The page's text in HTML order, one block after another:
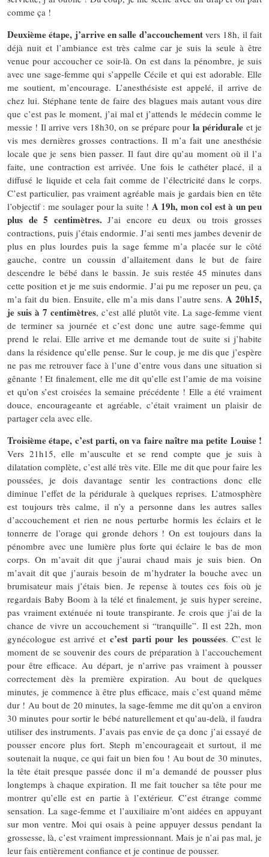
comme ça !
Deuxième étape, j’arrive en salle d’accouchementvers 18h, il fait
déjà nuit et l’ambiance est très calme car je suis la seule à être
venue pour accoucher ce soir-là. On est dans la pénombre, je suis
avec une sage-femme qui s’appelle Cécile et qui est adorable. Elle
me soutient, m’encourage. L’anesthésiste est appelé, il arrive de
chez lui. Stéphane tente de faire des blagues mais autant vous dire
que c’est pas le moment, j’ai mal et j’attends le médecin comme le
messie ! Il arrive vers 18h30, on se prépare pour la péridurale et je
vis mes dernières grosses contractions. Il m’a fait une anesthésie
locale que je sens bien passer. Il faut dire qu’au moment où il l’a
faite, une contraction est arrivée. Une fois le cathéter placé, il a
diffusé le liquide et cela fait comme de l’électricité dans le corps.
C’est particulier, pas vraiment agréable mais je gardais bien en tête
l’objectif : me soulager pour la suite ! A 19h, mon col est à un peu
plus de 5 centimètres. J’ai encore eu deux ou trois grosses
contractions, puis j’étais endormie. J’ai senti mes jambes devenir de
plus en plus lourdes puis la sage femme m’a placée sur le côté
gauche, contre un coussin d’allaitement dans le but de faire
descendre le bébé dans le bassin. Je suis restée 45 minutes dans
cette position et je me suis endormie. J’ai pu me reposer un peu, ça
m’a fait du bien. Ensuite, elle m’a mis dans l’autre sens. A 20h15,
je suis à 7 centimètres, c’est allé plutôt vite. La sage-femme vient
de terminer sa journée et c’est donc une autre sage-femme qui
prend le relai. Elle arrive et me demande tout de suite si j’habite
dans la résidence qu’elle pense. Sur le coup, je me dis que j’espère
ne pas me retrouver face à l’une d’entre vous dans une situation si
gênante ! Et finalement, elle me dit qu’elle est l’amie de ma voisine
et qu’on s’est croisées la semaine précédente ! Elle a été vraiment
douce, encourageante et agréable, c’était vraiment un plaisir de
partager cela avec elle.
Troisième étape, c’est parti, on va faire naître ma petite Louise !
Vers 21h15, elle m’ausculte et se rend compte que je suis à
dilatation complète, c’est allé très vite. Elle me dit que pour faire les
poussées, je dois davantage sentir les contractions donc elle
diminue l’effet de la péridurale à quelques reprises. L’atmosphère
est toujours très calme, il n’y a personne dans les autres salles
d’accouchement et rien ne nous perturbe hormis les éclairs et le
tonnerre de l’orage qui gronde dehors ! On est toujours dans la
pénombre avec une lumière plus forte qui éclaire le bas de mon
corps. On m’avait dit que j’aurai chaud mais je suis bien. On
m’avait dit que j’aurais besoin de m’hydrater la bouche avec un
brumisateur mais j’étais bien. Je repense à toutes ces fois où je
regardais Baby Boom à la télé et finalement, je suis hyper sereine,
pas vraiment exténuée ni toute transpirante. Je crois que j’ai de la
chance de vivre un accouchement si “tranquille”. Il est 22h, mon
gynécologue est arrivé et c’est parti pour les poussées. C’est le
moment de se souvenir des cours de préparation à l’accouchement
pour être efficace. Au départ, je n’arrive pas vraiment à pousser
correctement dès la première expiration. Au bout de quelques
minutes, je commence à être plus efficace, mais c’est quand même
dur ! Au bout de 20 minutes, la sage-femme me dit qu’on a environ
30 minutes pour sortir le bébé naturellement et qu’au-delà, il faudra
utiliser des instruments. J’avais pas envie de ça donc j’ai essayé de
pousser encore plus fort. Steph m’encourageait et surtout, il me
soutenait la nuque, ce qui fait un bien fou ! Au bout de 30 minutes,
la tête était presque passée donc il m’a demandé de pousser plus
longtemps à chaque expiration. Il me fait toucher sa tête pour me
montrer qu’elle est en partie à l’extérieur. C’est étrange comme
sensation. La sage-femme et l’auxiliaire m’ont aidées en appuyant
sur mon ventre. Moi qui osais à peine appuyer dessus pendant la
grossesse, là, c’est vraiment impressionnant. Mais je n’ai pas mal, je
leur fais entièrement confiance et je continue de pousser.